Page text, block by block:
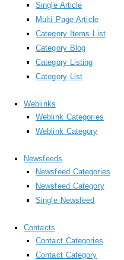
Single Article
Multi Page Article
Category Items List
Category Blog
Category Listing
Category List
Weblinks
Weblink Categories
Weblink Category
Newsfeeds
Newsfeed Categories
Newsfeed Category
Single Newsfeed
Contacts
Contact Categories
Contact Category